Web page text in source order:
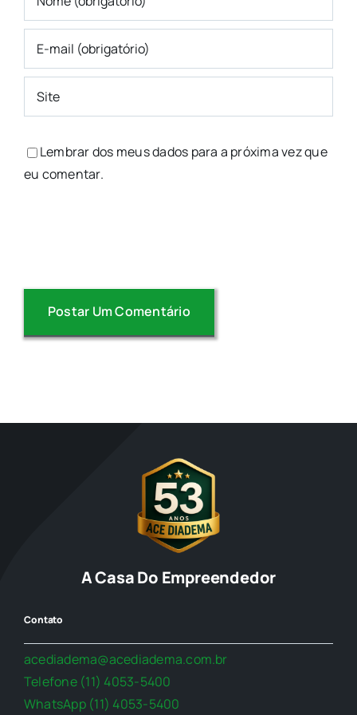
Lembrar dos meus dados para a próxima vez que
eu comentar.
A Casa Do Empreendedor
Contato
acediadema@acediadema.com.br
Telefone (11) 4053-5400
WhatsApp (11) 4053-5400